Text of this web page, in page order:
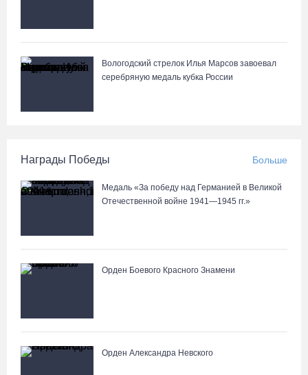
Вологодский стрелок Илья Марсов завоевал
серебряную медаль кубка России
Награды Победы Больше
Медаль «За победу над Германией в Великой
Отечественной войне 1941—1945 гг.»
Орден Боевого Красного Знамени
Орден Александра Невского